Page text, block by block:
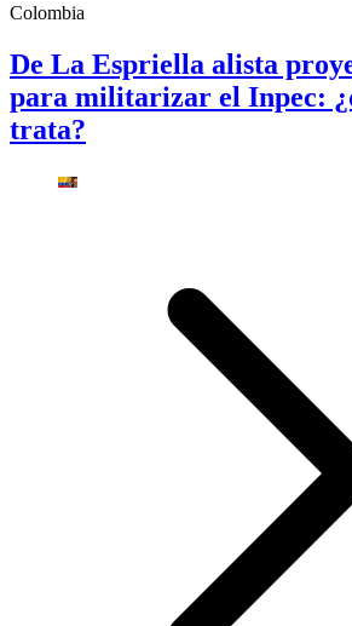
Colombia
De La Espriella alista
para militarizar el Inpec:
trata?